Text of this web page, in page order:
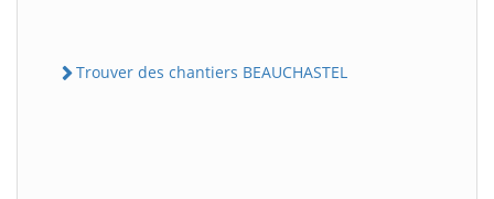
Trouver des chantiers BEAUCHASTEL